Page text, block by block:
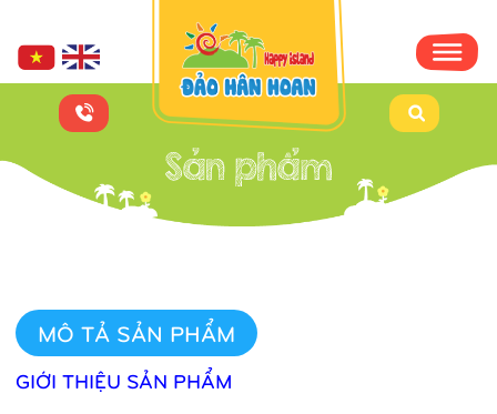
MÔ TẢ SẢN PHẨM
GIỚI THIỆU SẢN PHẨM